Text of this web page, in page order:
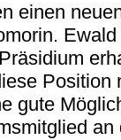
einen
Position
gute